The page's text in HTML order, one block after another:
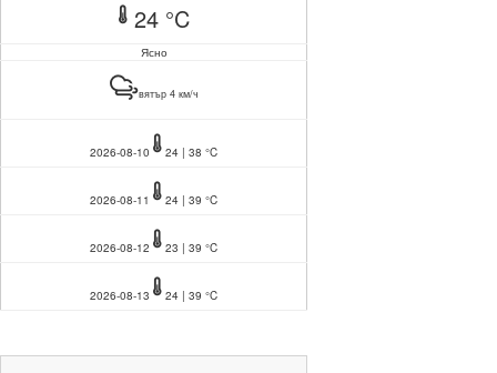
24 °C
Ясно
вятър 4 км/ч
2026-08-10 24 | 38 °C
2026-08-11 24 | 39 °C
2026-08-12 23 | 39 °C
2026-08-13 24 | 39 °C